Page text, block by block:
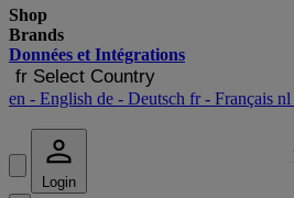
Shop
Brands
Données et Intégrations
fr Select Country
en - English de - Deutsch fr- Français nl
Login